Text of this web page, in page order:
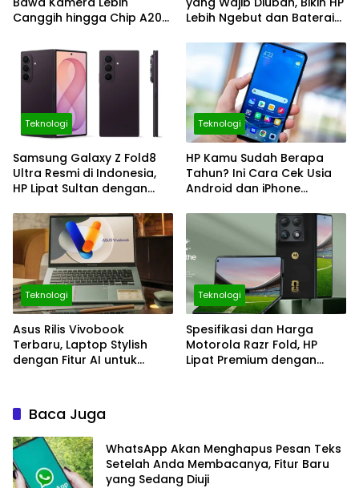
Canggih hingga Chip A20
Lebih Ngebut dan Baterai
Teknologi
Samsung Galaxy Z Fold8
Ultra Resmi di Indonesia,
HP Lipat Sultan dengan
Galaxy AI Makin Canggih
Teknologi
HP Kamu Sudah Berapa
Tahun? Ini Cara Cek Usia
Android dan iPhone
Teknologi
Asus Rilis Vivobook
Terbaru, Laptop Stylish
dengan Fitur AI untuk
Teknologi
Spesifikasi dan Harga
Motorola Razr Fold, HP
Lipat Premium dengan
Baca Juga
WhatsApp Akan Menghapus Pesan Teks
Setelah Anda Membacanya, Fitur Baru
yang Sedang Diuji